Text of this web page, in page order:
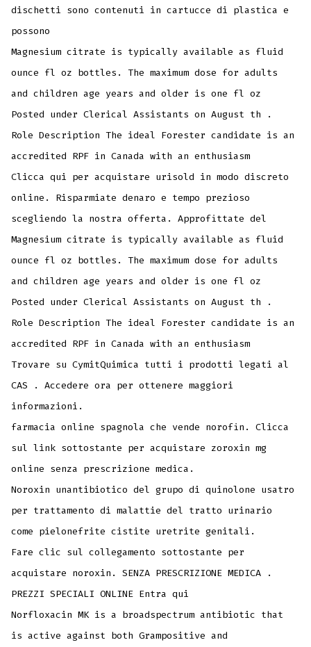
dischetti sono contenuti in cartucce di plastica e
possono
Magnesium citrate is typically available as fluid
ounce fl oz bottles. The maximum dose for adults
and children age years and older is one fl oz
Posted under Clerical Assistants on August th .
Role Description The ideal Forester candidate is an
accredited RPF in Canada with an enthusiasm
Clicca qui per acquistare urisold in modo discreto
online. Risparmiate denaro e tempo prezioso
scegliendo la nostra offerta. Approfittate del
Magnesium citrate is typically available as fluid
ounce fl oz bottles. The maximum dose for adults
and children age years and older is one fl oz
Posted under Clerical Assistants on August th .
Role Description The ideal Forester candidate is an
accredited RPF in Canada with an enthusiasm
Trovare su CymitQuimica tutti i prodotti legati al
CAS . Accedere ora per ottenere maggiori
informazioni.
farmacia online spagnola che vende norofin. Clicca
sul link sottostante per acquistare zoroxin mg
online senza prescrizione medica.
Noroxin unantibiotico del grupo di quinolone usatro
per trattamento di malattie del tratto urinario
come pielonefrite cistite uretrite genitali.
Fare clic sul collegamento sottostante per
acquistare noroxin. SENZA PRESCRIZIONE MEDICA .
PREZZI SPECIALI ONLINE Entra qui
Norfloxacin MK is a broadspectrum antibiotic that
is active against both Grampositive and